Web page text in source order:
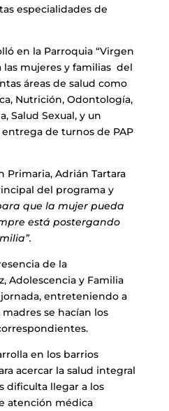
especialidades de
en la Parroquia “Virgen
las mujeres y familias del
áreas de salud como
Nutrición, Odontología,
Salud Sexual, y un
de turnos de PAP
Primaria, Adrián Tartara
del programa y
que la mujer pueda
está postergando
de la
Adolescencia y Familia
entreteniendo a
se hacían los
en los barrios
acercar la salud integral
dificulta llegar a los
atención médica